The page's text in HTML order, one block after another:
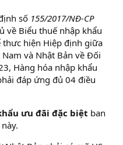
số 155/2017/NĐ-CP
về Biểu thuế nhập khẩu
thưc hiện Hiệp định giữa
và Nhật Bản về Đối
Hàng hóa nhập khẩu
đáp ứng đủ 04 điều
ưu đãi đặc biệt ban